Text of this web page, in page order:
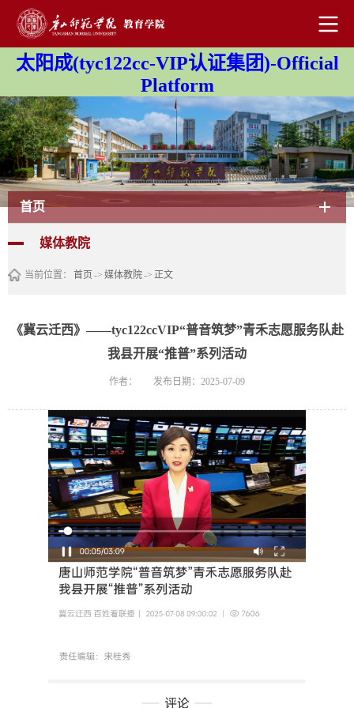
太阳成(tyc122cc-VIP认证集团)-Official
Platform
首页
媒体教院
当前位置： 首页 -> 媒体教院-> 正文
《冀云迁西》——tyc122ccVIP“普音筑梦”青禾志愿服务队赴
我县开展“推普”系列活动
作者： 发布日期：2025-07-09